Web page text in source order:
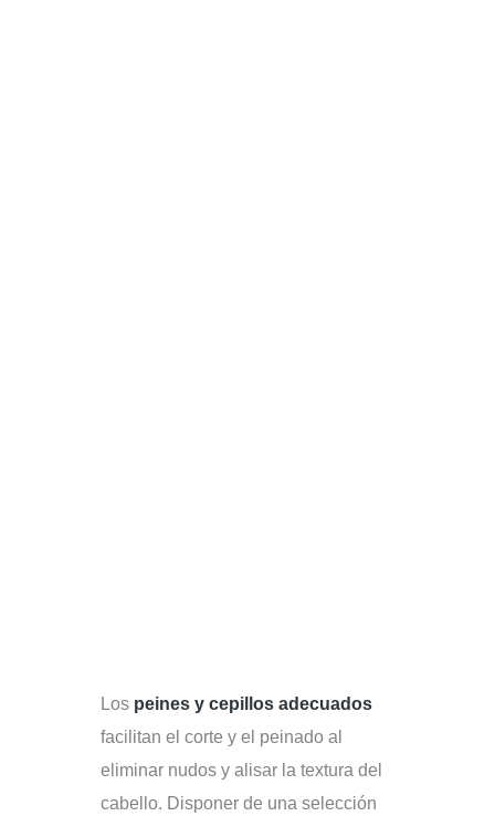
Los peines y cepillos adecuados
facilitan el corte y el peinado al
eliminar nudos y alisar la textura del
cabello. Disponer de una selección